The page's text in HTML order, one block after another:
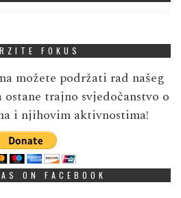
FOKUS
možete podržati rad našeg
trajno svjedočanstvo o
i njihovim aktivnostima!
ON FACEBOOK